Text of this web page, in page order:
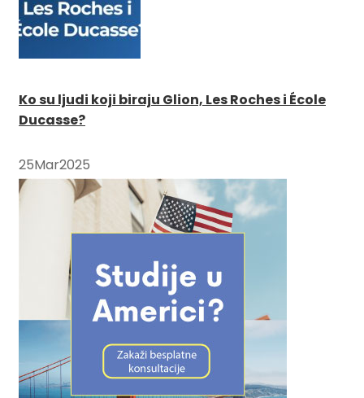
Ko su ljudi koji biraju Glion, Les Roches i École
Ducasse?
25Mar2025